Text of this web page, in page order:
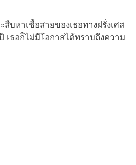
บหาเชื้อสายของเธอทางฝรั่งเศส
เธอก็ไม่มีโอกาสได้ทราบถึงความ